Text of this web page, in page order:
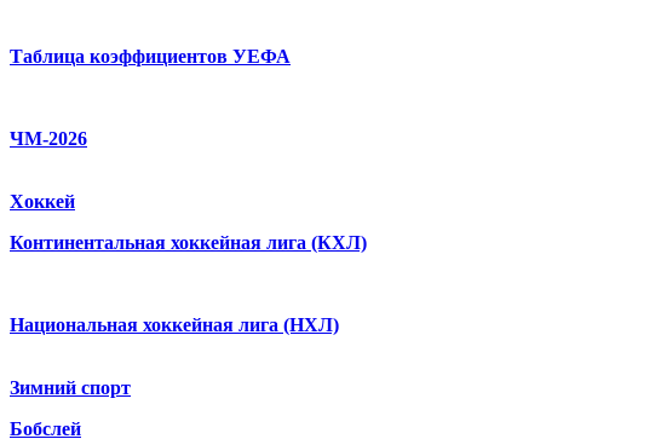
Таблица коэффициентов УЕФА
ЧМ-2026
Хоккей
Континентальная хоккейная лига (КХЛ)
Национальная хоккейная лига (НХЛ)
Зимний спорт
Бобслей